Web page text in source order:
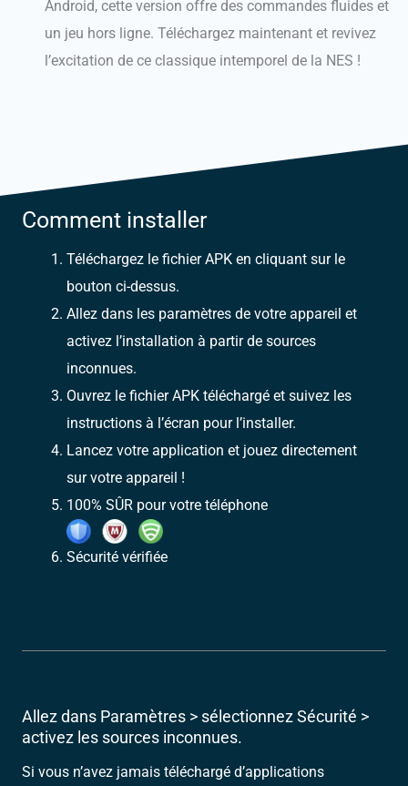
Android, cette version offre des commandes fluides et
un jeu hors ligne. Téléchargez maintenant et revivez
l’excitation de ce classique intemporel de la NES !
Comment installer
Téléchargez le fichier APK en cliquant sur le
bouton ci-dessus.
Allez dans les paramètres de votre appareil et
activez l’installation à partir de sources
inconnues.
Ouvrez le fichier APK téléchargé et suivez les
instructions à l’écran pour l’installer.
Lancez votre application et jouez directement
sur votre appareil !
100% SÛR pour votre téléphone
Sécurité vérifiée
Allez dans Paramètres > sélectionnez Sécurité >
activez les sources inconnues.
Si vous n’avez jamais téléchargé d’applications